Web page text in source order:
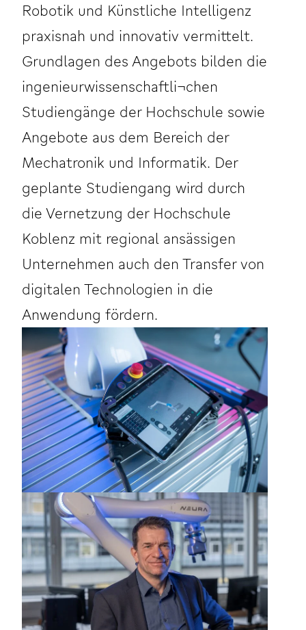
Robotik und Künstliche Intelligenz
praxisnah und innovativ vermittelt.
Grundlagen des Angebots bilden die
ingenieurwissenschaftli¬chen
Studiengänge der Hochschule sowie
Angebote aus dem Bereich der
Mechatronik und Informatik. Der
geplante Studiengang wird durch
die Vernetzung der Hochschule
Koblenz mit regional ansässigen
Unternehmen auch den Transfer von
digitalen Technologien in die
Anwendung fördern.